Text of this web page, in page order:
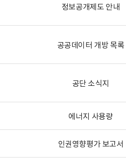
정보공개제도 안내
공공데이터 개방 목록
공단 소식지
에너지 사용량
인권영향평가 보고서